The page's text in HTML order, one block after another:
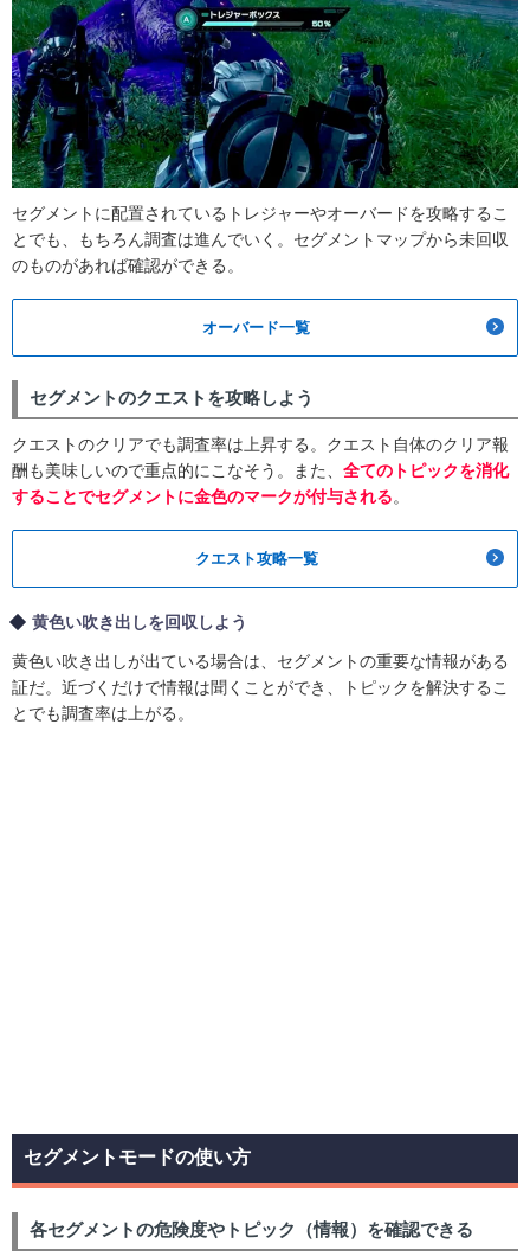
セグメントに配置されているトレジャーやオーバードを攻略するこ
とでも、もちろん調査は進んでいく。セグメントマップから未回収
のものがあれば確認ができる。
オーバード一覧
セグメントのクエストを攻略しよう
クエストのクリアでも調査率は上昇する。クエスト自体のクリア報
酬も美味しいので重点的にこなそう。また、 全てのトピックを消化
することでセグメントに金色のマークが付与される。
クエスト攻略一覧
黄色い吹き出しを回収しよう
黄色い吹き出しが出ている場合は、セグメントの重要な情報がある
証だ。近づくだけで情報は聞くことができ、トピックを解決するこ
とでも調査率は上がる。
セグメントモードの使い方
各セグメントの危険度やトピック（情報）を確認できる